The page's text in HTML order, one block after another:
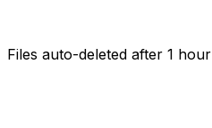
Files auto-deleted after 1 hour